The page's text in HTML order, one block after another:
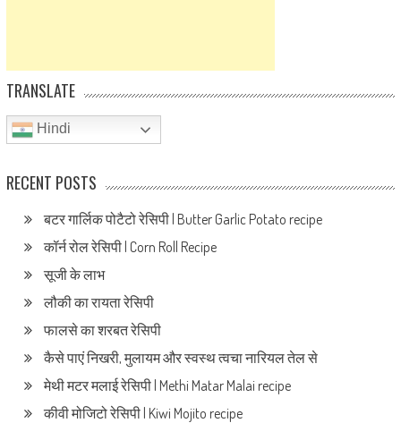
TRANSLATE
Hindi
RECENT POSTS
बटर गार्लिक पोटैटो रेसिपी | Butter Garlic Potato recipe
कॉर्न रोल रेसिपी | Corn Roll Recipe
सूजी के लाभ
लौकी का रायता रेसिपी
फालसे का शरबत रेसिपी
कैसे पाएं निखरी, मुलायम और स्वस्थ त्वचा नारियल तेल से
मेथी मटर मलाई रेसिपी | Methi Matar Malai recipe
कीवी मोजिटो रेसिपी | Kiwi Mojito recipe